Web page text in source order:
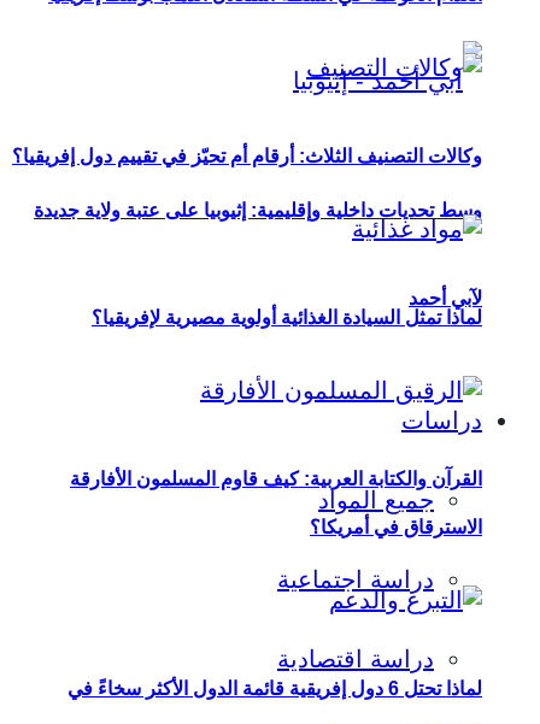
وسط تحديات داخلية وإقليمية: إثيوبيا على عتبة ولاية جديدة
لآبي أحمد
دراسات
جميع المواد
دراسة اجتماعية
دراسة اقتصادية
وكالات التصنيف الثلاث: أرقام أم تحيّز في تقييم دول إفريقيا؟
لماذا تمثل السيادة الغذائية أولوية مصيرية لإفريقيا؟
القرآن والكتابة العربية: كيف قاوم المسلمون الأفارقة
الاسترقاق في أمريكا؟
لماذا تحتل 6 دول إفريقية قائمة الدول الأكثر سخاءً في